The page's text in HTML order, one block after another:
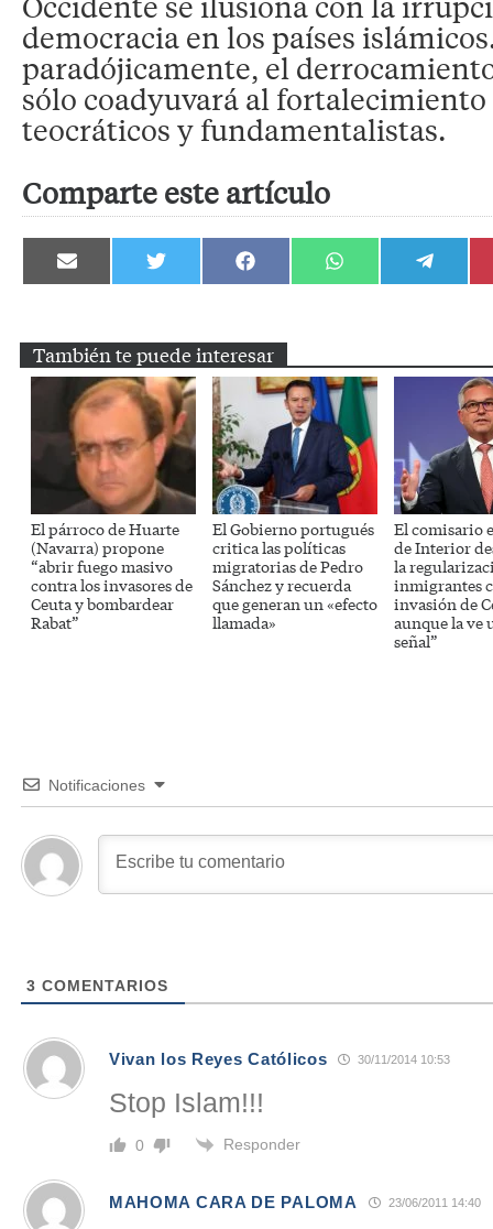
democracia en los países
paradójicamente, el
sólo coadyuvará al
teocráticos y fundamentalistas.
Comparte este artículo
Compartir
en
Compartir
en
Compartir
en
Compartir
en
Compartir
en
También te puede interesar
El párroco de Huarte
(Navarra) propone
“abrir fuego masivo
contra los invasores de
Ceuta y bombardear
Rabat”
El Gobierno portugués
critica las políticas
migratorias de Pedro
Sánchez y recuerda
que generan un «efecto
llamada»
El comisario
de Interior
la
inmigrantes
invasión de
aunque la ve
señal”
Notificaciones
3 COMENTARIOS
Vivan los Reyes Católicos 30/11/2014 10:53
Stop Islam!!!
0 Responder
MAHOMA CARA DE PALOMA 23/06/2011 14:40